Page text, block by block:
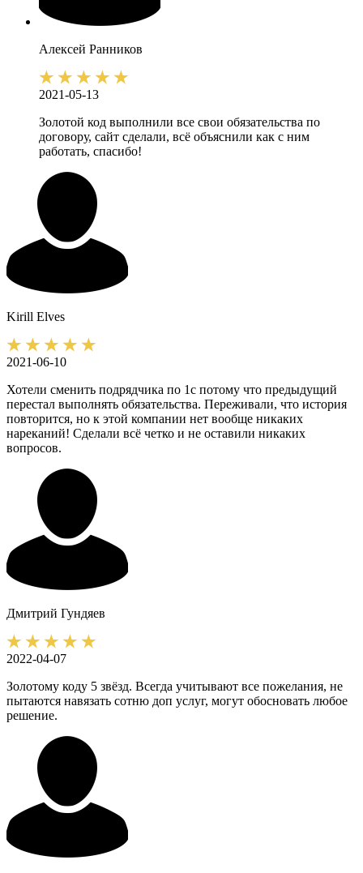
Алексей Ранников
2021-05-13
Золотой код выполнили все свои обязательства по
договору, сайт сделали, всё объяснили как с ним
работать, спасибо!
Kirill Elves
2021-06-10
Хотели сменить подрядчика по 1с потому что предыдущий
перестал выполнять обязательства. Переживали, что история
повторится, но к этой компании нет вообще никаких
нареканий! Сделали всё четко и не оставили никаких
вопросов.
Дмитрий Гундяев
2022-04-07
Золотому коду 5 звёзд. Всегда учитывают все пожелания, не
пытаются навязать сотню доп услуг, могут обосновать любое
решение.